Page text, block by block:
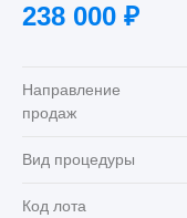
238 000 ₽
Направление
продаж
Вид процедуры
Код лота